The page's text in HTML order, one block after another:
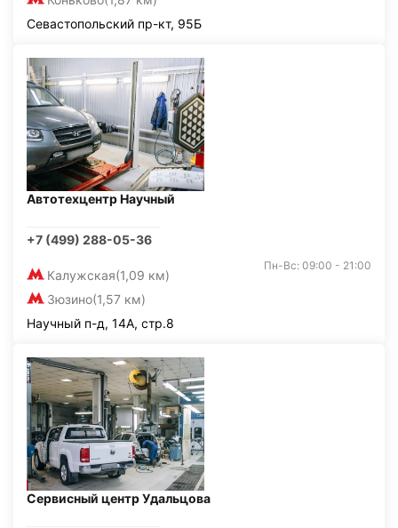
Севастопольский пр-кт, 95Б
Автотехцентр Научный
+7 (499) 288-05-36
Калужская(1,09 км)
Зюзино(1,57 км)
Пн-Вс: 09:00 - 21:00
Научный п-д, 14А, стр.8
Сервисный центр Удальцова